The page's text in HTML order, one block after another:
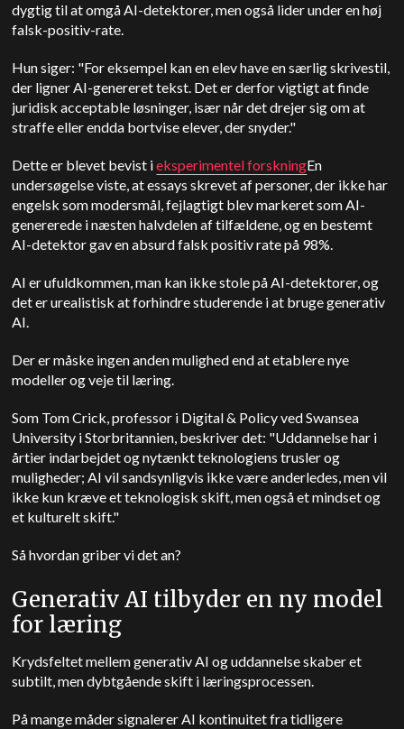
dygtig til at omgå AI-detektorer, men også lider under en høj
falsk-positiv-rate.
Hun siger: "For eksempel kan en elev have en særlig skrivestil,
der ligner AI-genereret tekst. Det er derfor vigtigt at finde
juridisk acceptable løsninger, især når det drejer sig om at
straffe eller endda bortvise elever, der snyder."
Dette er blevet bevist ieksperimentel forskningEn
undersøgelse viste, at essays skrevet af personer, der ikke har
engelsk som modersmål, fejlagtigt blev markeret som AI-
genererede i næsten halvdelen af tilfældene, og en bestemt
AI-detektor gav en absurd falsk positiv rate på 98%.
AI er ufuldkommen, man kan ikke stole på AI-detektorer, og
det er urealistisk at forhindre studerende i at bruge generativ
AI.
Der er måske ingen anden mulighed end at etablere nye
modeller og veje til læring.
Som Tom Crick, professor i Digital & Policy ved Swansea
University i Storbritannien, beskriver det: "Uddannelse har i
årtier indarbejdet og nytænkt teknologiens trusler og
muligheder; AI vil sandsynligvis ikke være anderledes, men vil
ikke kun kræve et teknologisk skift, men også et mindset og
et kulturelt skift."
Så hvordan griber vi det an?
Generativ AI tilbyder en ny model
for læring
Krydsfeltet mellem generativ AI og uddannelse skaber et
subtilt, men dybtgående skift i læringsprocessen.
På mange måder signalerer AI kontinuitet fra tidligere